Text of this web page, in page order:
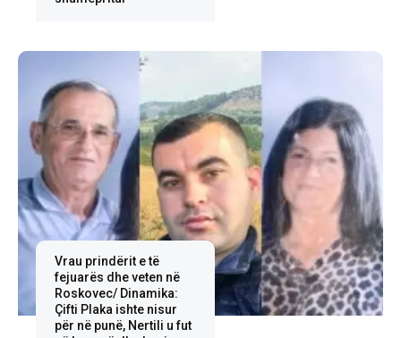
Vrau prindërit e të
fejuarës dhe veten në
Roskovec/ Dinamika:
Çifti Plaka ishte nisur
për në punë, Nertili u fut